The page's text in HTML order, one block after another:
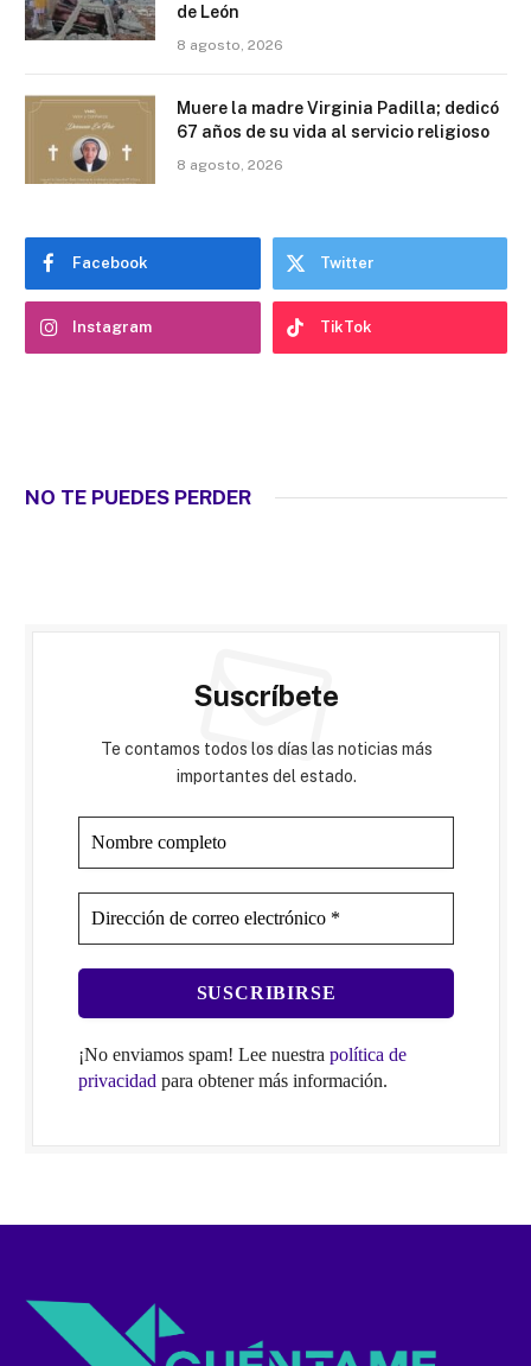
de León
8 agosto, 2026
Muere la madre Virginia Padilla; dedicó
67 años de su vida al servicio religioso
8 agosto, 2026
Facebook Twitter
Instagram TikTok
NO TE PUEDES PERDER
Suscríbete
Te contamos todos los días las noticias más
importantes del estado.
¡No enviamos spam! Lee nuestra política de
privacidad para obtener más información.